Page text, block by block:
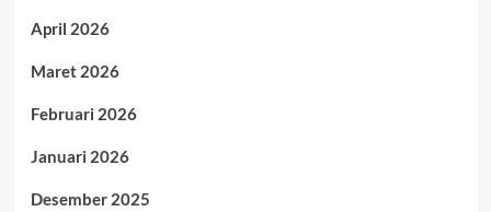
April 2026
Maret 2026
Februari 2026
Januari 2026
Desember 2025